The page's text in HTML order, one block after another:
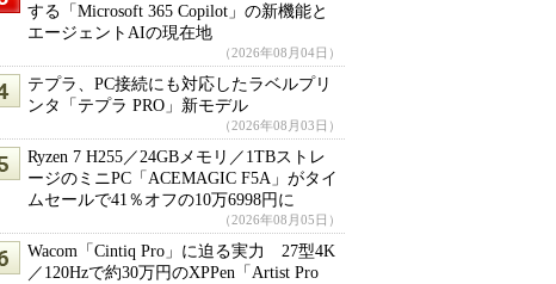
する「Microsoft 365 Copilot」の新機能と
エージェントAIの現在地
（2026年08月04日）
テプラ、PC接続にも対応したラベルプリ
ンタ「テプラ PRO」新モデル
（2026年08月03日）
Ryzen 7 H255／24GBメモリ／1TBストレ
ージのミニPC「ACEMAGIC F5A」がタイ
ムセールで41％オフの10万6998円に
（2026年08月05日）
Wacom「Cintiq Pro」に迫る実力 27型4K
／120Hzで約30万円のXPPen「Artist Pro